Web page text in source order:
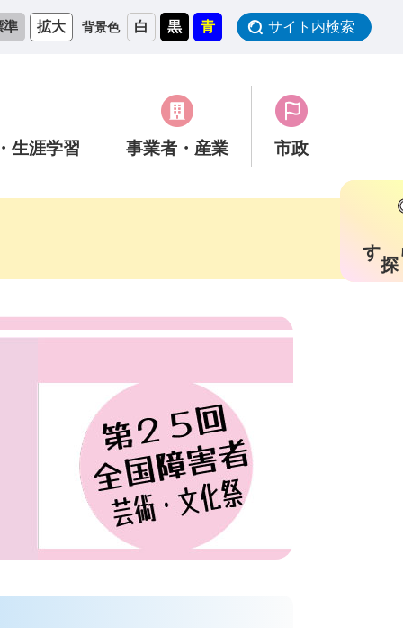
準 拡大 背景色 白 黒 青 サイト内検索
生涯学習 事業者 ・産業 市政
す